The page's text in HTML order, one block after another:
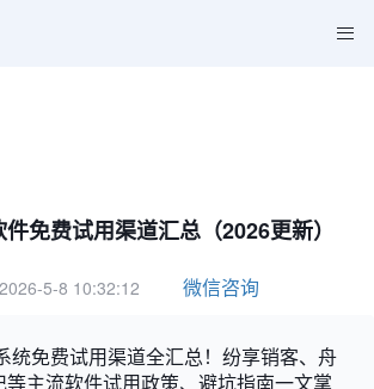
免费试用渠道汇总（2026更新）
5-8 10:32:12 微信咨询
统免费试用渠道全汇总！纷享销客、舟
主流软件试用政策、避坑指南一文掌